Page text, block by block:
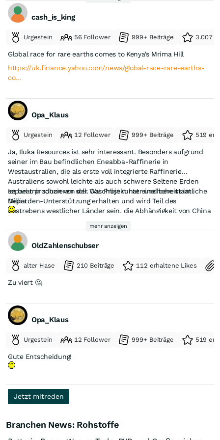
Absturygefahr .
cash_is_king
Urgestein 56 Follower 999+ Beiträge 3.007
Global race for rare earths comes to Kenya's Mrima Hill
https://uk.finance.yahoo.com/news/global-race-rare-earths-
co…
Opa_Klaus
Urgestein 12 Follower 999+ Beiträge 519
Ja, Iluka Resources ist sehr interessant. Besonders aufgrund
seiner im Bau befindlichen Eneabba-Raffinerie in
Westaustralien, die als erste voll integrierte Raffinerie
Australiens sowohl leichte als auch schwere Seltene Erden
separat produzieren soll. Das Projekt hat eine hohe staatliche
Milliarden-Unterstützung erhalten und wird Teil des
Bestrebens westlicher Länder sein, die Abhängigkeit von China
Betrieb genommen werden und sowohl eigene Rohstoffe
(Lagerbestände für 650 Mio. Dollar! liegen bereits bereit) als
auch die von Drittlieferanten verarbeiten.
Ist bei mir schon von der Watchlist runter und bereits im
Depot.
mehr anzeigen
OldZahlenschubser
alter Hase 210 Beiträge 112 erhaltene Likes
Zu viert 🤔
Opa_Klaus
Urgestein 12 Follower 999+ Beiträge 519
Gute Entscheidung!
Jetzt mitreden
Branchen News: Rohstoffe